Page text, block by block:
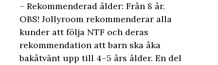
– Rekommenderad ålder: Från 8 år.
OBS! Jollyroom rekommenderar alla
kunder att följa NTF och deras
rekommendation att barn ska åka
bakåtvänt upp till 4–5 års ålder. En del